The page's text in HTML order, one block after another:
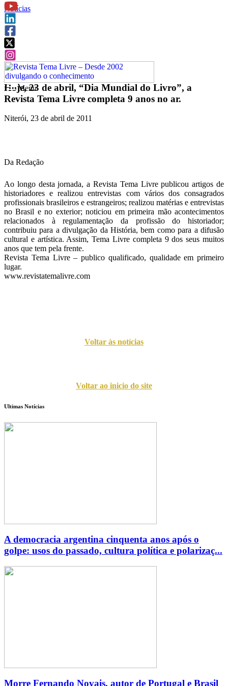
f Menu
Notícias
Hoje, 23 de abril, “Dia Mundial do Livro”, a
Revista Tema Livre completa 9 anos no ar.
Niterói, 23 de abril de 2011
Da Redação
Ao longo desta jornada, a Revista Tema Livre publicou artigos de
historiadores e realizou entrevistas com vários dos consagrados
profissionais brasileiros e estrangeiros; realizou matérias e entrevistas
no Brasil e no exterior; noticiou em primeira mão acontecimentos
relacionados à regulamentação da profissão do historiador;
contribuiu para a divulgação da História, bem como para a difusão
cultural e artística. Assim, Tema Livre completa 9 dos seus muitos
anos que tem pela frente.
Revista Tema Livre – publico qualificado, qualidade em primeiro
lugar.
www.revistatemalivre.com
Voltar às notícias
Voltar ao inicio do site
Ultimas Notícias
A democracia argentina cinquenta anos após o
golpe: usos do passado, cultura política e polarizaç...
Morre Fernando Novais, autor de Portugal e Brasil